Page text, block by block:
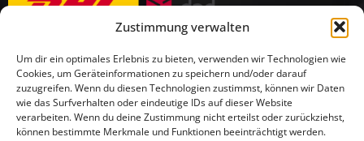
Zustimmung verwalten
Um dir ein optimales Erlebnis zu bieten, verwenden wir Technologien wie
Cookies, um Geräteinformationen zu speichern und/oder darauf
zuzugreifen. Wenn du diesen Technologien zustimmst, können wir Daten
wie das Surfverhalten oder eindeutige IDs auf dieser Website
verarbeiten. Wenn du deine Zustimmung nicht erteilst oder zurückziehst,
können bestimmte Merkmale und Funktionen beeinträchtigt werden.